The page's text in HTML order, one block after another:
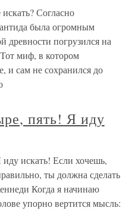
Согласно
была огромным
древности погрузился на
миф, в котором
и сам не сохранился до
пять! Я иду
искать! Если хочешь,
ты должна сделать
Когда я начинаю
упорно вертится мысль: